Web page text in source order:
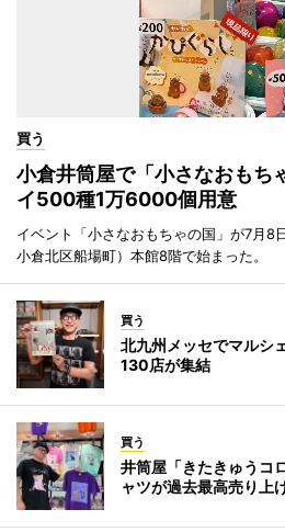
買う
小倉井筒屋で「小さなおも
イ500種1万6000個用意
イベント「小さなおもちゃの国」が7月8
小倉北区船場町）本館8階で始まった。
買う
北九州メッセでマル
130店が集結
買う
井筒屋「きたきゅうコ
ャツが過去最高売り上